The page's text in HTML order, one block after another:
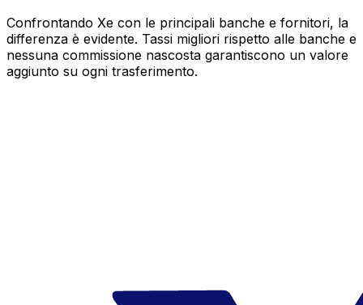
Confrontando Xe con le principali banche e fornitori, la
differenza è evidente. Tassi migliori rispetto alle banche e
nessuna commissione nascosta garantiscono un valore
aggiunto su ogni trasferimento.